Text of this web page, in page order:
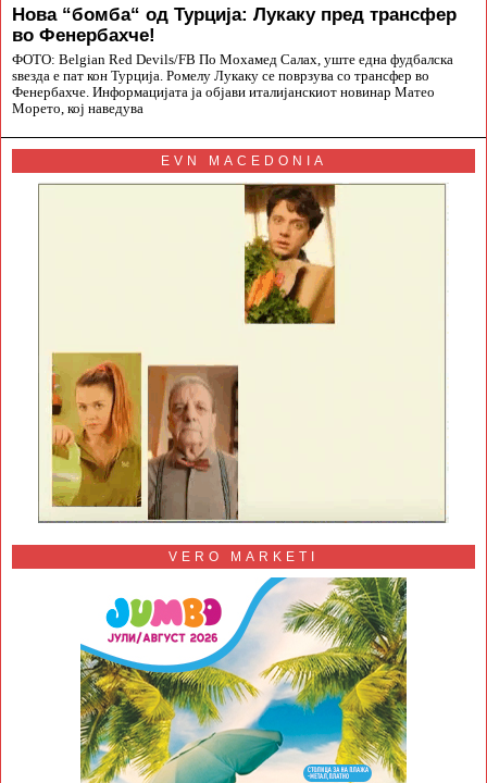
Нова “бомба“ од Турција: Лукаку пред трансфер
во Фенербахче!
ФОТО: Belgian Red Devils/FB По Мохамед Салах, уште една фудбалска
ѕвезда е пат кон Турција. Ромелу Лукаку се поврзува со трансфер во
Фенербахче. Информацијата ја објави италијанскиот новинар Матео
Морето, кој наведува
EVN MACEDONIA
VERO MARKETI